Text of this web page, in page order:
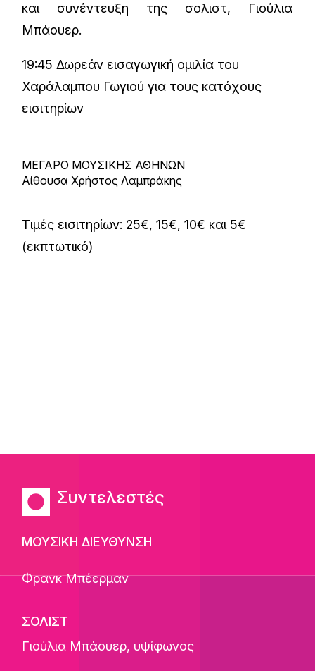
και συνέντευξη της σολιστ, Γιούλια
Μπάουερ.
19:45 Δωρεάν εισαγωγική ομιλία του
Χαράλαμπου Γωγιού για τους κατόχους
εισιτηρίων
ΜΕΓΑΡΟ ΜΟΥΣΙΚΗΣ ΑΘΗΝΩΝ
Αίθουσα Χρήστος Λαμπράκης
Τιμές εισιτηρίων: 25€, 15€, 10€ και 5€
(εκπτωτικό)
Συντελεστές
ΜΟΥΣΙΚΗ ΔΙΕΥΘΥΝΣΗ
Φρανκ Μπέερμαν
ΣΟΛΙΣΤ
Γιούλια Μπάουερ, υψίφωνος